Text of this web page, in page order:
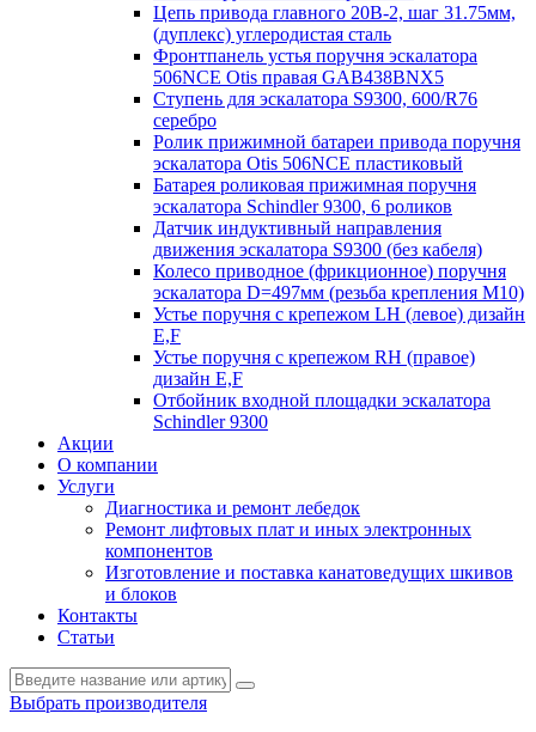
Цепь привода главного 20B-2, шаг 31.75мм,
(дуплекс) углеродистая сталь
Фронтпанель устья поручня эскалатора
506NCE Otis правая GAB438BNX5
Ступень для эскалатора S9300, 600/R76
серебро
Ролик прижимной батареи привода поручня
эскалатора Otis 506NCE пластиковый
Батарея роликовая прижимная поручня
эскалатора Schindler 9300, 6 роликов
Датчик индуктивный направления
движения эскалатора S9300 (без кабеля)
Колесо приводное (фрикционное) поручня
эскалатора D=497мм (резьба крепления M10)
Устье поручня с крепежом LH (левое) дизайн
E,F
Устье поручня с крепежом RH (правое)
дизайн E,F
Отбойник входной площадки эскалатора
Schindler 9300
Акции
О компании
Услуги
Диагностика и ремонт лебедок
Ремонт лифтовых плат и иных электронных
компонентов
Изготовление и поставка канатоведущих шкивов
и блоков
Контакты
Статьи
Выбрать производителя